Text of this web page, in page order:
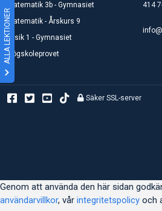
ALLA LEKTIONER
Matematik 3b - Gymnasiet
Matematik - Årskurs 9
Fysik 1 - Gymnasiet
Högskoleprovet
414
Säker SSL-server
Genom att använda den här sidan
användarvillkor, vår integritetspolicy och